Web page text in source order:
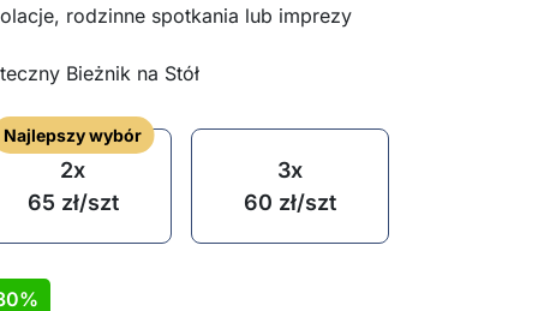
rodzinne spotkania lub imprezy
Bieżnik na Stół
Najlepszy wybór
2x
65 zł/szt
3x
60 zł/szt